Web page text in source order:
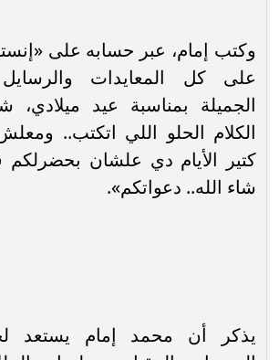
وكتب إمام، عبر حسابه على
على كل المعايدات
الجميلة بمناسبة عيد
الكلام الحلو اللي اتكتب..
كتير الأيام دي علشان
شاء الله.. دعواتكم».
يذكر أن محمد إمام يستعد